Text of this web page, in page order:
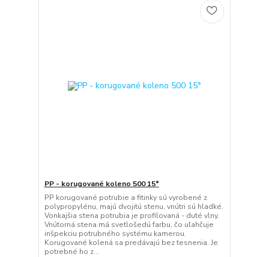
PP - korugované koleno 500 15°
PP korugované potrubie a fitinky sú vyrobené z
polypropylénu, majú dvojitú stenu, vnútri sú hladké.
Vonkajšia stena potrubia je profilovaná - duté vlny.
Vnútorná stena má svetlošedú farbu, čo uľahčuje
inšpekciu potrubného systému kamerou.
Korugované kolená sa predávajú bez tesnenia. Je
potrebné ho z...